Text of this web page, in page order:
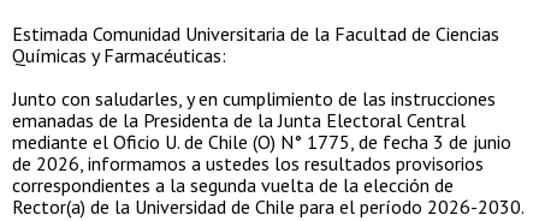
Estimada Comunidad Universitaria de la Facultad de Ciencias
Químicas y Farmacéuticas:
Junto con saludarles, y en cumplimiento de las instrucciones
emanadas de la Presidenta de la Junta Electoral Central
mediante el Oficio U. de Chile (O) N° 1775, de fecha 3 de junio
de 2026, informamos a ustedes los resultados provisorios
correspondientes a la segunda vuelta de la elección de
Rector(a) de la Universidad de Chile para el período 2026-2030.